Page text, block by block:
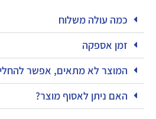
כמה עולה משלוח
זמן אספקה
המוצר לא מתאים, אפשר
האם ניתן לאסוף מוצר?